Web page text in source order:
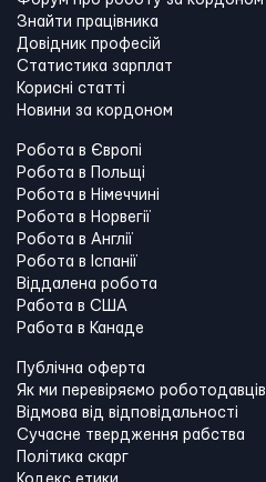
Знайти працівника
Довідник професій
Статистика зарплат
Корисні статті
Новини за кордоном
Робота в Європі
Робота в Польщі
Робота в Німеччині
Робота в Норвегії
Робота в Англії
Робота в Іспанії
Віддалена робота
Работа в США
Работа в Канадe
Публічна оферта
Як ми перевіряємо роботодавців
Відмова від відповідальності
Сучасне твердження рабства
Політика скарг